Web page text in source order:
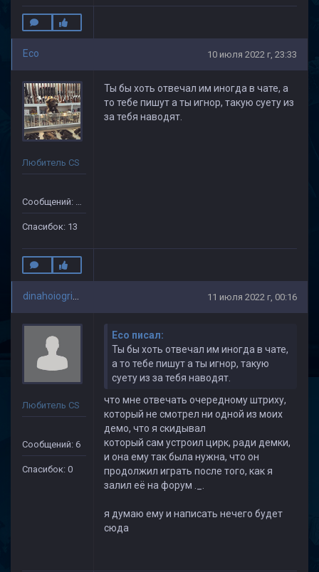
Eco 10 июля 2022 г, 23:33
Любитель CS
Сообщений: 87
Спасибок: 13
Ты бы хоть отвечал им иногда в чате, а
то тебе пишут а ты игнор, такую суету из
за тебя наводят.
11 июля 2022 г, 00:16
Любитель CS
Сообщений: 6
Спасибок: 0
Eco писал:
Ты бы хоть отвечал им иногда в чате,
а то тебе пишут а ты игнор, такую
суету из за тебя наводят.
что мне отвечать очередному штриху,
который не смотрел ни одной из моих
демо, что я скидывал
который сам устроил цирк, ради демки,
и она ему так была нужна, что он
продолжил играть после того, как я
залил её на форум ._.
я думаю ему и написать нечего будет
сюда